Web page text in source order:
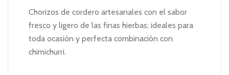
Chorizos de cordero artesanales con el sabor
fresco y ligero de las finas hierbas; ideales para
toda ocasión y perfecta combinación con
chimichurri.